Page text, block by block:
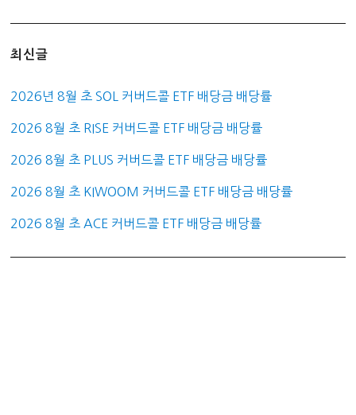
최신글
2026년 8월 초 SOL 커버드콜 ETF 배당금 배당률
2026 8월 초 RISE 커버드콜 ETF 배당금 배당률
2026 8월 초 PLUS 커버드콜 ETF 배당금 배당률
2026 8월 초 KIWOOM 커버드콜 ETF 배당금 배당률
2026 8월 초 ACE 커버드콜 ETF 배당금 배당률